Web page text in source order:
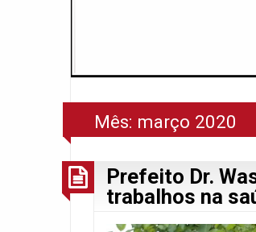
Mês: março 2020
Prefeito Dr.
trabalhos na